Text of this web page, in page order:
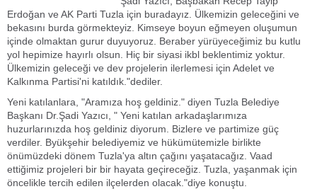
Erdoğan ve AK Parti Tuzla için buradayız. Ülkemizin geleceğini ve
bekasını burda görmekteyiz. Kimseye boyun eğmeyen oluşumun
içinde olmaktan gurur duyuyoruz. Beraber yürüyeceğimiz bu kutlu
yol hepimize hayırlı olsun. Hiç bir siyasi ikbl beklentimiz yoktur.
Ülkemizin geleceği ve dev projelerin ilerlemesi için Adelet ve
Kalkınma Partisi'ni katıldık."dediler.
Yeni katılanlara, "Aramıza hoş geldiniz." diyen Tuzla Belediye
Başkanı Dr.Şadi Yazıcı, " Yeni katılan arkadaşlarımıza
huzurlarınızda hoş geldiniz diyorum. Bizlere ve partimize güç
verdiler. Byükşehir belediyemiz ve hükümütemizle birlikte
önümüzdeki dönem Tuzla'ya altın çağını yaşatacağız. Vaad
ettiğimiz projeleri bir bir hayata geçireceğiz. Tuzla, yaşanmak için
öncelikle tercih edilen ilçelerden olacak."diye konuştu.